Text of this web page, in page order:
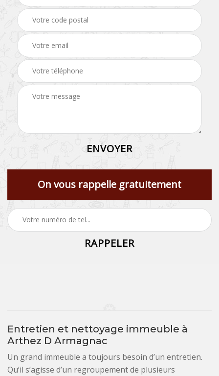
On vous rappelle gratuitement
Entretien et nettoyage immeuble à
Arthez D Armagnac
Un grand immeuble a toujours besoin d’un entretien.
Qu’il s’agisse d’un regroupement de plusieurs